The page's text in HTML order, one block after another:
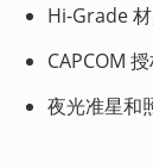
Hi-Grade
CAPCOM
夜光准星和